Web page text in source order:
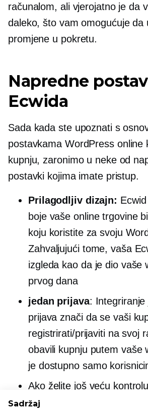
računalom, ali vjerojatno je da
daleko, što vam omogućuje da
promjene u pokretu.
Napredne
Ecwida
Sada kada ste upoznati s
postavkama WordPress online
kupnju, zaronimo u neke od
postavki kojima imate pristup.
Prilagodljiv dizajn:
boje vaše online trgovine
koju koristite za svoju
Zahvaljujući tome, vaša
izgleda kao da je dio vaše
prvog dana
jedan prijava:
prijava znači da se vaši
registrirati/prijaviti na svoj
obavili kupnju putem vaše
je dostupno samo
Ako želite još veću
svoje trgovine, Ecwid vam
Sadržaj